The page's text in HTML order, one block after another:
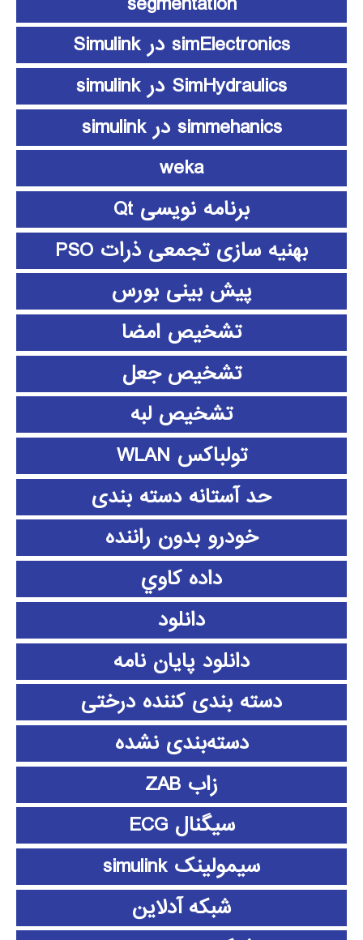
simElectronics در Simulink
SimHydraulics در simulink
simmehanics در simulink
weka
برنامه نویسی Qt
بهنیه سازی تجمعی ذرات PSO
پیش بینی بورس
تشخیص امضا
تشخیص جعل
تشخیص لبه
تولباکس WLAN
حد آستانه دسته بندی
خودرو بدون راننده
داده كاوي
دانلود
دانلود پايان نامه
دسته بندی کننده درختی
دسته‌بندی نشده
زاب ZAB
سیگنال ECG
سیمولینک simulink
شبکه آدلاین